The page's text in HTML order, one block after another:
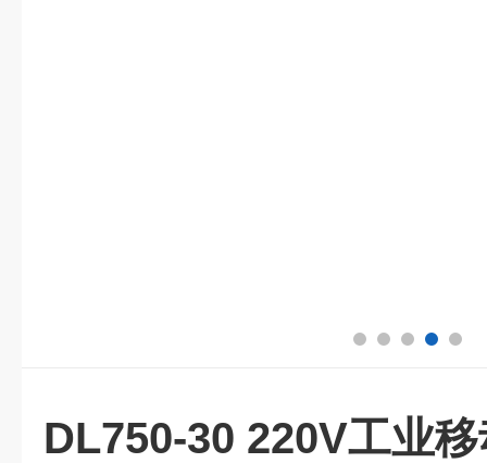
DL750-30 220V工业